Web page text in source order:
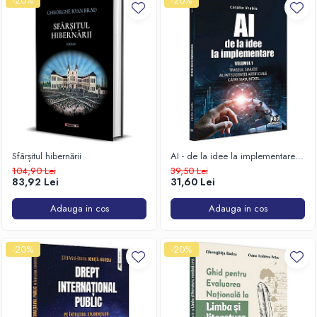
Sfârșitul hibernării
104,90 Lei
83,92 Lei
Adauga in cos
AI - de la idee la implementare.
Volumul 1. Traseul sinuos al
Inteligențeii Artificiale către
maturitate
39,50 Lei
31,60 Lei
Adauga in cos
-20% -20%